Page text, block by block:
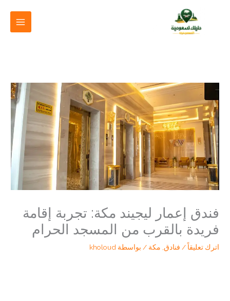
فندق إعمار ليجيند مكة: تجربة إقامة
فريدة بالقرب من المسجد الحرام
اترك تعليقاً / فنادق مكة / بواسطة kholoud